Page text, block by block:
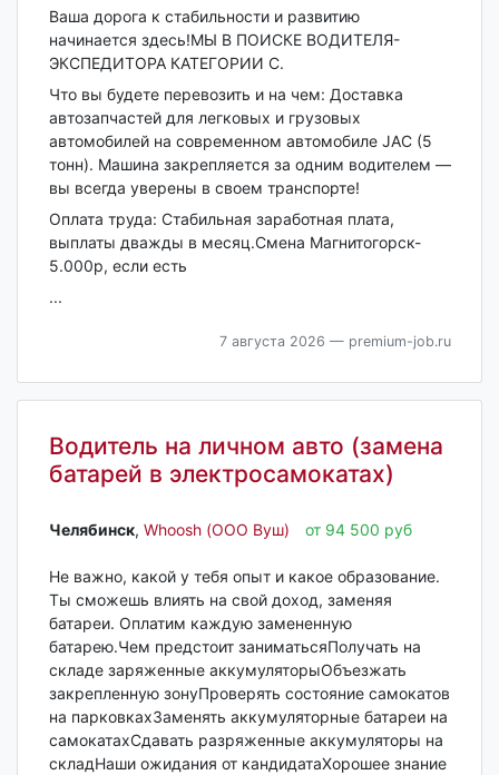
Ваша дорога к стабильности и развитию
начинается здесь!МЫ В ПОИСКЕ ВОДИТЕЛЯ-
ЭКСПЕДИТОРА КАТЕГОРИИ С.
Что вы будете перевозить и на чем: Доставка
автозапчастей для легковых и грузовых
автомобилей на современном автомобиле JAC (5
тонн). Машина закрепляется за одним водителем —
вы всегда уверены в своем транспорте!
Оплата труда: Стабильная заработная плата,
выплаты дважды в месяц.Смена Магнитогорск-
5.000р, если есть
...
7 августа 2026 — premium-job.ru
Водитель на личном авто (замена
батарей в электросамокатах)
Челябинск‎, Whoosh (ООО Вуш) от 94 500 руб
Не важно, какой у тебя опыт и какое образование.
Ты сможешь влиять на свой доход, заменяя
батареи. Оплатим каждую замененную
батарею.Чем предстоит заниматьсяПолучать на
складе заряженные аккумуляторыОбъезжать
закрепленную зонуПроверять состояние самокатов
на парковкахЗаменять аккумуляторные батареи на
самокатахСдавать разряженные аккумуляторы на
складНаши ожидания от кандидатаХорошее знание